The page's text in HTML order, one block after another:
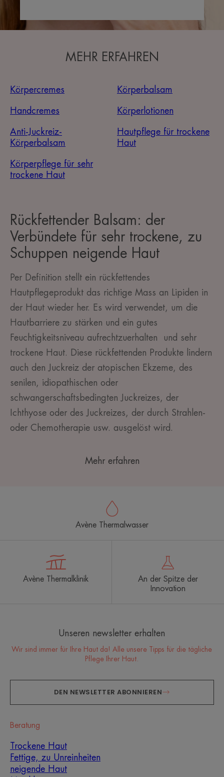
MEHR ERFAHREN
Körpercremes Körperbalsam
Handcremes Körperlotionen
Anti-Juckreiz-
Körperbalsam
Hautpflege für trockene
Haut
Körperpflege für sehr
trockene Haut
Rückfettender Balsam: der
Verbündete für sehr trockene, zu
Schuppen neigende Haut
Per Definition stellt ein rückfettendes
Hautpflegeprodukt das richtige Mass an Lipiden in
der Haut wieder her. Es wird verwendet, um die
Hautbarriere zu stärken und ein gutes
Feuchtigkeitsniveau aufrechtzuerhalten und sehr
trockene Haut. Diese rückfettenden Produkte lindern
auch den Juckreiz der atopischen Ekzeme, des
senilen, idiopathischen oder
schwangerschaftsbedingten Juckreizes, der
Ichthyose oder des Juckreizes, der durch Strahlen-
oder Chemotherapie usw. ausgelöst wird.
Mehr erfahren
Avène Thermalwasser
Avène Thermalklinik
An der Spitze der
Innovation
Unseren newsletter erhalten
Wir sind immer für Ihre Haut da! Alle unsere Tipps für die tägliche
Pflege Ihrer Haut.
DEN NEWSLETTER ABONNIEREN
Beratung
Trockene Haut
Fettige, zu Unreinheiten
neigende Haut